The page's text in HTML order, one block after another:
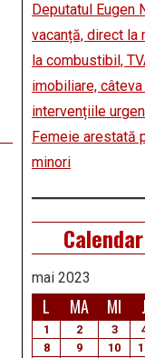
Deputatul Eugen
vacanță, direct la
la combustibil,
imobiliare,
intervențiile
Femeie arestată
minori
mai 2023
L MA MI J
1 2 3
8
9 10